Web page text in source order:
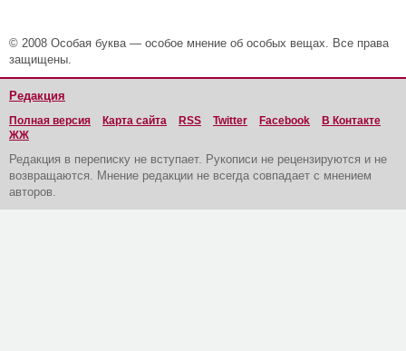
© 2008 Особая буква — особое мнение об особых вещах. Все права
защищены.
Редакция
Полная версия Карта сайта RSS Twitter Facebook
В Контакте
ЖЖ
Редакция в переписку не вступает. Рукописи не рецензируются и не
возвращаются. Мнение редакции не всегда совпадает с мнением
авторов.